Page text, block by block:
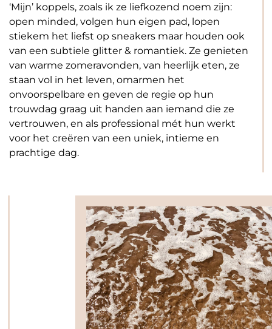
‘Mijn’ koppels, zoals ik ze liefkozend noem zijn:
open minded, volgen hun eigen pad, lopen
stiekem het liefst op sneakers maar houden ook
van een subtiele glitter & romantiek. Ze genieten
van warme zomeravonden, van heerlijk eten, ze
staan vol in het leven, omarmen het
onvoorspelbare en geven de regie op hun
trouwdag graag uit handen aan iemand die ze
vertrouwen, en als professional mét hun werkt
voor het creëren van een uniek, intieme en
prachtige dag.